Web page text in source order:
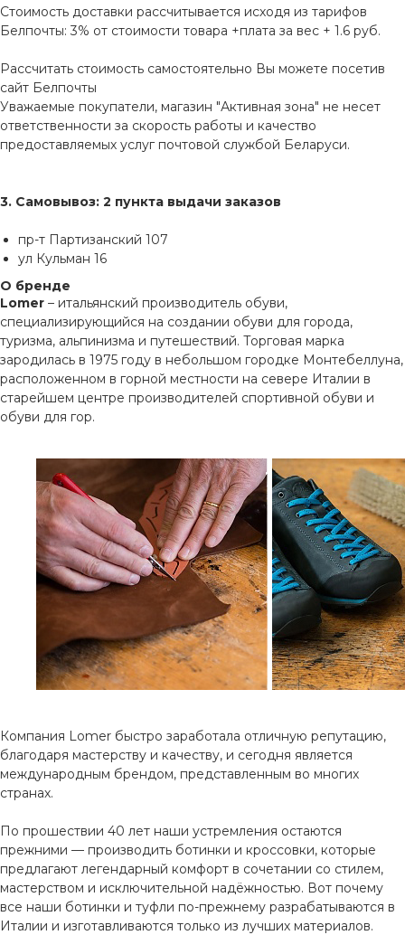
Стоимость доставки рассчитывается исходя из тарифов
Белпочты: 3% от стоимости товара +плата за вес + 1.6 руб.
Рассчитать стоимость самостоятельно Вы можете посетив
сайт Белпочты
Уважаемые покупатели, магазин "Активная зона" не несет
ответственности за скорость работы и качество
предоставляемых услуг почтовой службой Беларуси.
3. Самовывоз: 2 пункта выдачи заказов
пр-т Партизанский 107
ул Кульман 16
О бренде
Lomer – итальянский производитель обуви,
специализирующийся на создании обуви для города,
туризма, альпинизма и путешествий. Торговая марка
зародилась в 1975 году в небольшом городке Монтебеллуна,
расположенном в горной местности на севере Италии в
старейшем центре производителей спортивной обуви и
обуви для гор.
Компания Lomer быстро заработала отличную репутацию,
благодаря мастерству и качеству, и сегодня является
международным брендом, представленным во многих
странах.
По прошествии 40 лет наши устремления остаются
прежними — производить ботинки и кроссовки, которые
предлагают легендарный комфорт в сочетании со стилем,
мастерством и исключительной надёжностью. Вот почему
все наши ботинки и туфли по-прежнему разрабатываются в
Италии и изготавливаются только из лучших материалов.